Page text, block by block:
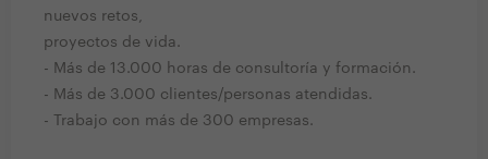
nuevos retos,
proyectos de vida.
- Más de 13.000 horas de consultoría y formación.
- Más de 3.000 clientes/personas atendidas.
- Trabajo con más de 300 empresas.